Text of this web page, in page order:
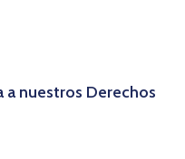
nuestros Derechos